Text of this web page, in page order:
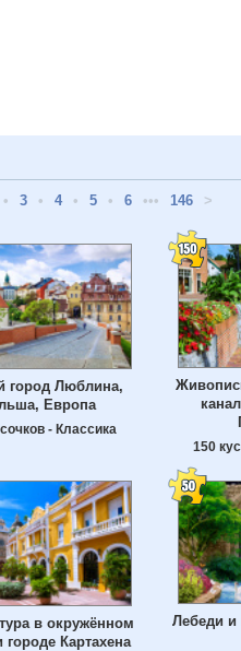
• 3 • 4 • 5 • 6 ••• 146 >
город Люблина,
Европа
- Классика
150
в окружённом
городе Картахена
Лебеди и